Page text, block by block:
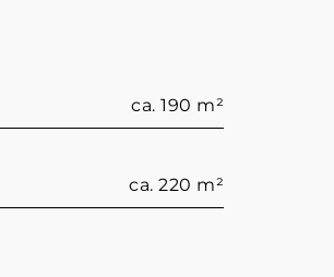
ca. 190 m²
ca. 220 m²